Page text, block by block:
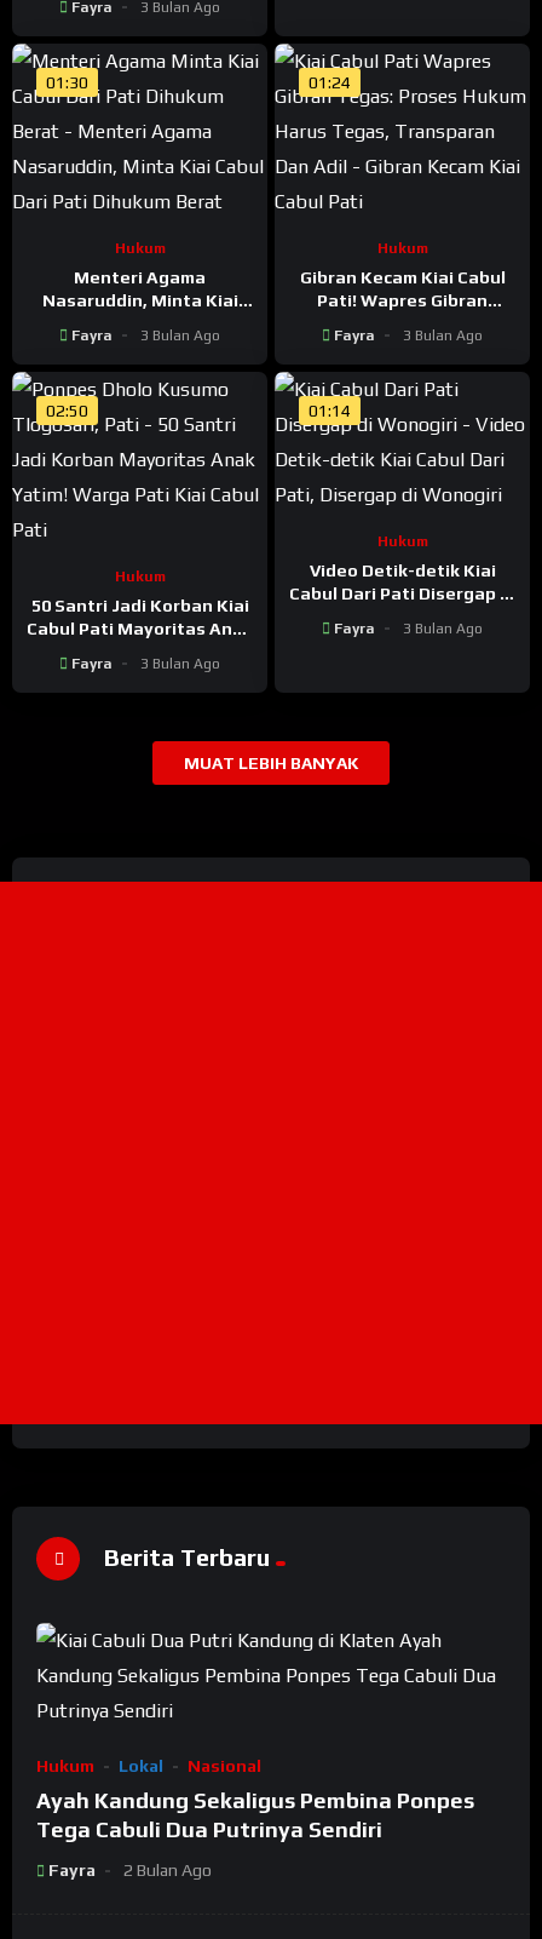
Ditentukan Polisi
Fayra 3 Bulan Ago
01:30
Hukum
Menteri Agama
Nasaruddin, Minta Kiai
Berat
Fayra 3 Bulan Ago
01:24
Hukum
Gibran Kecam Kiai Cabul
Pati! Wapres Gibran
Harus Tegas, Transparan
Dan Adil
Fayra 3 Bulan Ago
02:50
Hukum
50 Santri Jadi Korban Kiai
Cabul Pati Mayoritas Anak
Ponpes Dholo Kusumo
Tlogosari, Pati
Fayra 3 Bulan Ago
01:14
Hukum
Video Detik-detik Kiai
Cabul Dari Pati Disergap di
Fayra 3 Bulan Ago
MUAT LEBIH BANYAK
Berita Terbaru
Hukum Lokal Nasional
Ayah Kandung Sekaligus Pembina Ponpes
Tega Cabuli Dua Putrinya Sendiri
Fayra 2 Bulan Ago